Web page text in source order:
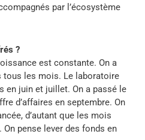
par l’écosystème
?
est constante. On a
tous les mois. Le laboratoire
en juin et juillet. On a passé le
d’affaires en septembre. On
d’autant que les mois
pense lever des fonds en